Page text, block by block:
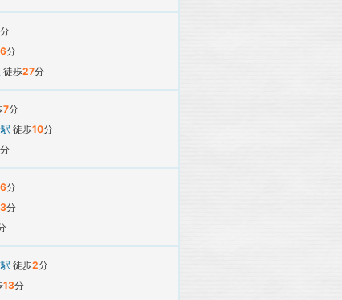
分
分
徒歩27分
7分
徒歩10分
分
分
分
徒歩2分
13分